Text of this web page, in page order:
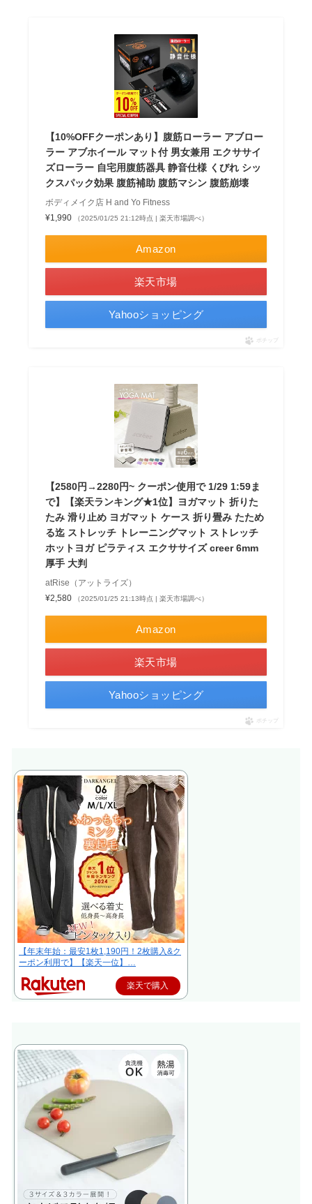
【10%OFFクーポンあり】腹筋ローラー アブロー
ラー アブホイール マット付 男女兼用 エクササイ
ズローラー 自宅用腹筋器具 静音仕様 くびれ シッ
クスパック効果 腹筋補助 腹筋マシン 腹筋崩壊
ボディメイク店 H and Yo Fitness
¥1,990
（2025/01/25 21:12時点 | 楽天市場調べ）
Amazon
楽天市場
Yahooショッピング
ポチップ
【2580円→2280円~ クーポン使用で 1/29 1:59ま
で】【楽天ランキング★1位】ヨガマット 折りた
たみ 滑り止め ヨガマット ケース 折り畳み たため
る迄 ストレッチ トレーニングマット ストレッチ
ホットヨガ ピラティス エクササイズ creer 6mm
厚手 大判
atRise（アットライズ）
¥2,580
（2025/01/25 21:13時点 | 楽天市場調べ）
Amazon
楽天市場
Yahooショッピング
ポチップ
【年末年始：最安1枚1,190円！2枚購入&ク
ーポン利用で】【楽天一位】…
楽天で購入